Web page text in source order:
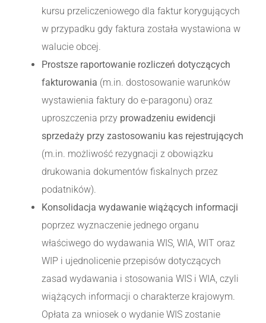
kursu przeliczeniowego dla faktur korygujących
w przypadku gdy faktura została wystawiona w
walucie obcej.
Prostsze raportowanie rozliczeń dotyczących
fakturowania (m.in. dostosowanie warunków
wystawienia faktury do e-paragonu) oraz
uproszczenia przy prowadzeniu ewidencji
sprzedaży przy zastosowaniu kas rejestrujących
(m.in. możliwość rezygnacji z obowiązku
drukowania dokumentów fiskalnych przez
podatników).
Konsolidacja wydawanie wiążących informacji
poprzez wyznaczenie jednego organu
właściwego do wydawania WIS, WIA, WIT oraz
WIP i ujednolicenie przepisów dotyczących
zasad wydawania i stosowania WIS i WIA, czyli
wiążących informacji o charakterze krajowym.
Opłata za wniosek o wydanie WIS zostanie